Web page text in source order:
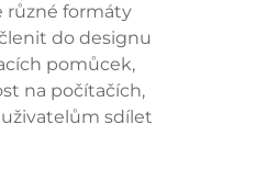
různé formáty
do designu
pomůcek,
na počítačích,
sdílet